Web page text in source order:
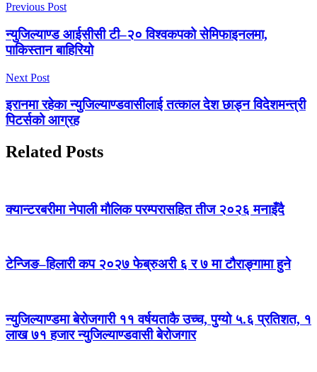
Previous Post
न्युजिल्याण्ड आईसीसी टी–२० विश्वकपको सेमिफाइनलमा,
पाकिस्तान बाहिरियो
Next Post
इरानमा रहेका न्युजिल्याण्डवासीलाई तत्काल देश छाड्न विदेशमन्त्री
पिटर्सको आग्रह
Related Posts
क्यान्टरबरीमा नेपाली मौलिक परम्परासहित तीज २०२६ मनाइँदै
टेन्जिङ–हिलारी कप २०२७ फेब्रुअरी ६ र ७ मा टौराङ्गामा हुने
न्युजिल्याण्डमा बेरोजगारी ११ वर्षयताकै उच्च, पुग्यो ५.६ प्रतिशत, १
लाख ७१ हजार न्युजिल्याण्डवासी बेरोजगार